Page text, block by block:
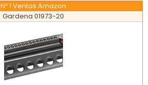
Nº 1 Ventas Amazon
Gardena 01973-20